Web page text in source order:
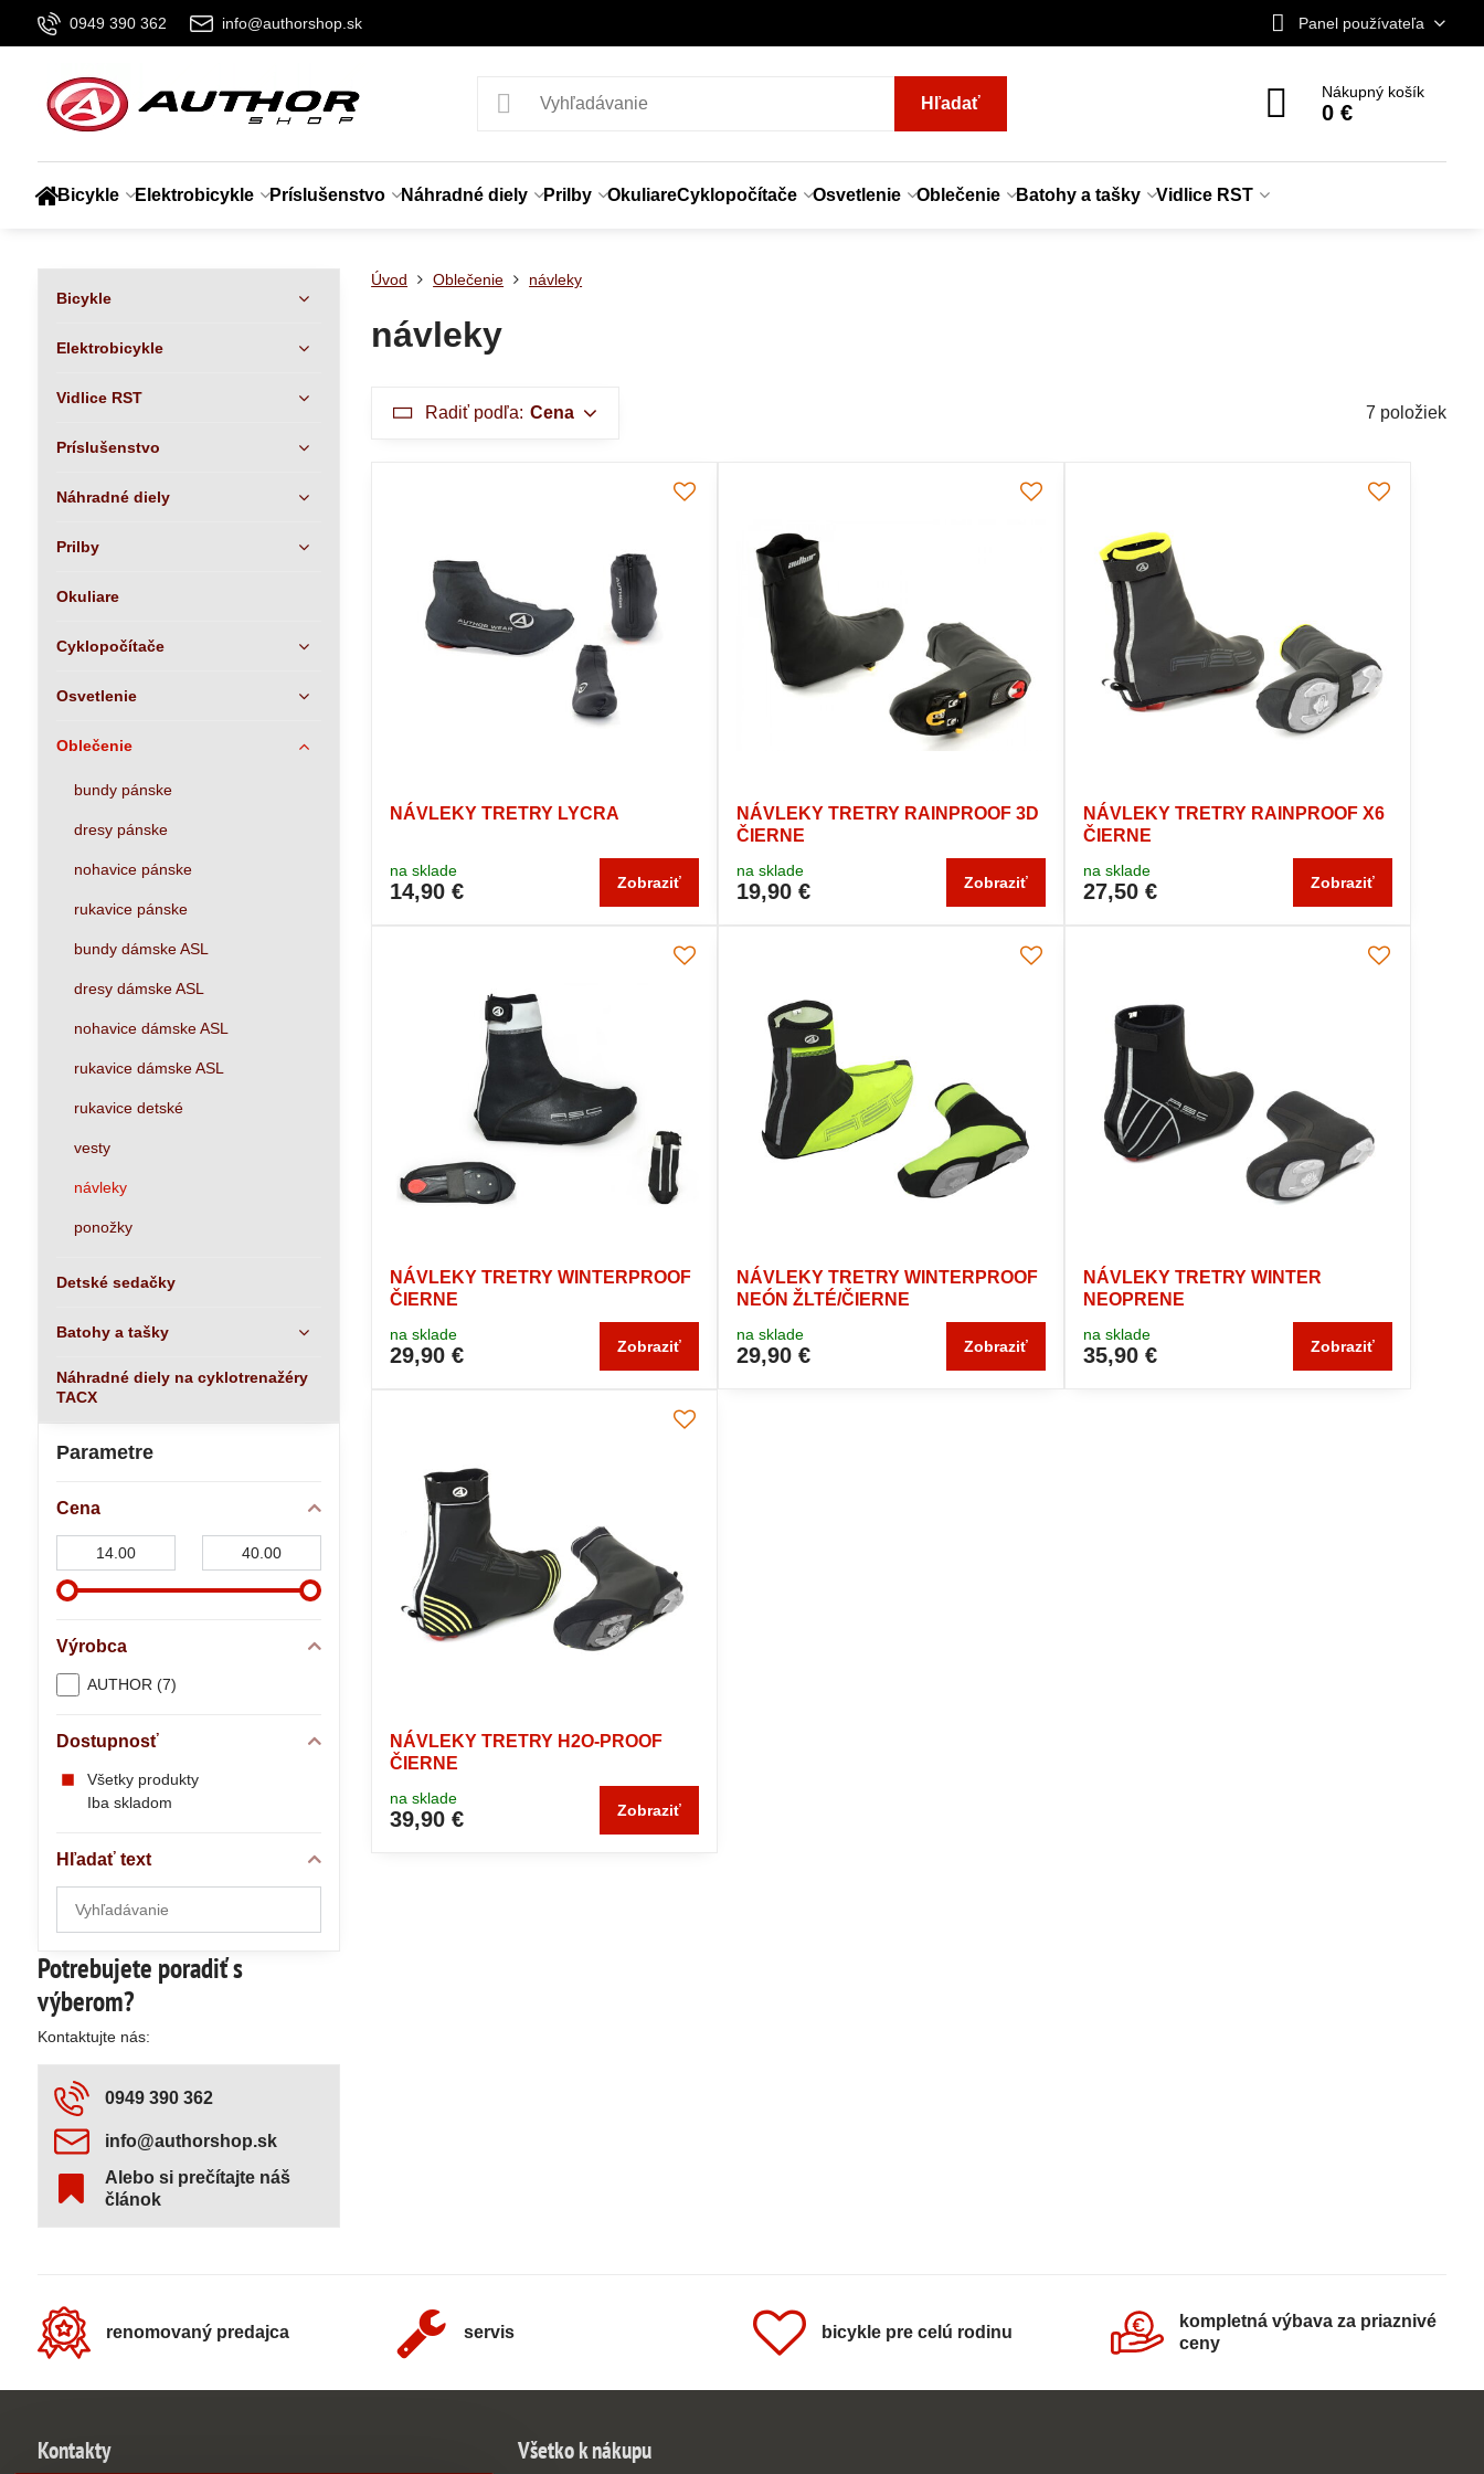
0949 390 362 info@authorshop.sk Panel používateľa
Hľadať
Nákupný košík
0 €
Bicykle Elektrobicykle Príslušenstvo Náhradné diely Prilby OkuliareCyklopočítače Osvetlenie Oblečenie Batohy a tašky Vidlice RST
Úvod Oblečenie návleky
návleky
Radiť podľa: Cena 7 položiek
NÁVLEKY TRETRY LYCRA
na sklade
14,90 € Zobraziť
NÁVLEKY TRETRY RAINPROOF 3D
ČIERNE
na sklade
19,90 € Zobraziť
NÁVLEKY TRETRY RAINPROOF X6
ČIERNE
na sklade
27,50 € Zobraziť
NÁVLEKY TRETRY WINTERPROOF
ČIERNE
na sklade
29,90 € Zobraziť
NÁVLEKY TRETRY WINTERPROOF
NEÓN ŽLTÉ/ČIERNE
na sklade
29,90 € Zobraziť
NÁVLEKY TRETRY WINTER
NEOPRENE
na sklade
35,90 € Zobraziť
NÁVLEKY TRETRY H2O-PROOF
ČIERNE
na sklade
39,90 € Zobraziť
Parametre
Cena
Výrobca
AUTHOR (7)
Dostupnosť
Všetky produkty
Iba skladom
Hľadať text
výsledky
fulltextom
Potrebujete poradiť s
výberom?
Kontaktujte nás:
0949 390 362
info​@authorshop​.sk
Alebo si prečítajte náš
článok
Bicykle
Elektrobicykle
Vidlice RST
Príslušenstvo
Náhradné diely
Prilby
Okuliare
Cyklopočítače
Osvetlenie
Oblečenie
bundy pánske
dresy pánske
nohavice pánske
rukavice pánske
bundy dámske ASL
dresy dámske ASL
nohavice dámske ASL
rukavice dámske ASL
rukavice detské
vesty
návleky
ponožky
Detské sedačky
Batohy a tašky
Náhradné diely na cyklotrenažéry
TACX
renomovaný predajca servis bicykle pre celú rodinu
kompletná výbava za priaznivé
ceny
Kontakty Všetko k nákupu